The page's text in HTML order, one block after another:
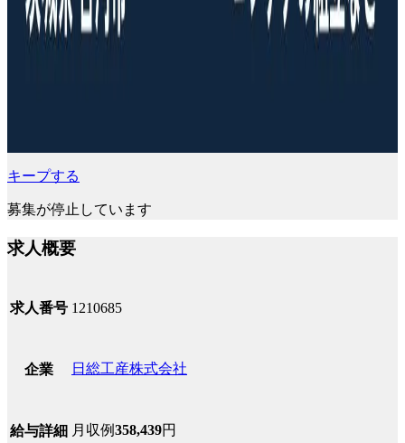
キープする
募集が停止しています
求人概要
求人番号 1210685
企業 日総工産株式会社
給与詳細 月収例358,439円